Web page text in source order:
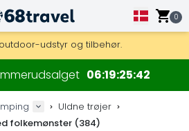
0
er også tilgængelig.
dage for trækort og dekorationer.
udstyr og tilbehør.
06192542
Uldne trøjer
folkemønster (384)